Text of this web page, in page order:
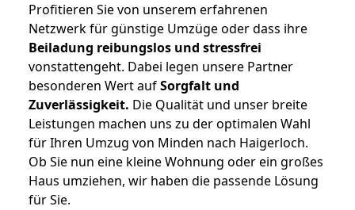
Profitieren Sie von unserem erfahrenen
Netzwerk für günstige Umzüge oder dass ihre
Beiladung reibungslos und stressfrei
vonstattengeht. Dabei legen unsere Partner
besonderen Wert aufSorgfalt und
Zuverlässigkeit. Die Qualität und unser breite
Leistungen machen uns zu der optimalen Wahl
für Ihren Umzug von Minden nach Haigerloch.
Ob Sie nun eine kleine Wohnung oder ein großes
Haus umziehen, wir haben die passende Lösung
für Sie.